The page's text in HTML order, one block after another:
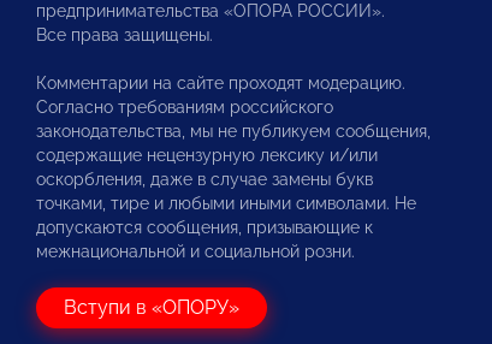
предпринимательства «ОПОРА РОССИИ».
Все права защищены.
Комментарии на сайте проходят модерацию.
Согласно требованиям российского
законодательства, мы не публикуем сообщения,
содержащие нецензурную лексику и/или
оскорбления, даже в случае замены букв
точками, тире и любыми иными символами. Не
допускаются сообщения, призывающие к
межнациональной и социальной розни.
Вступи в «ОПОРУ»